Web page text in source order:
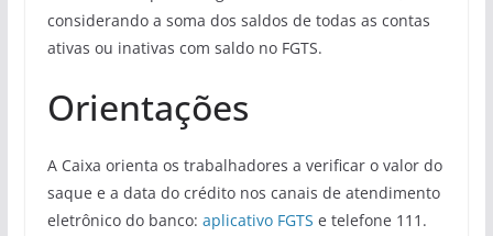
considerando a soma dos saldos de todas as contas
ativas ou inativas com saldo no FGTS.
Orientações
A Caixa orienta os trabalhadores a verificar o valor do
saque e a data do crédito nos canais de atendimento
eletrônico do banco: aplicativo FGTS e telefone 111.